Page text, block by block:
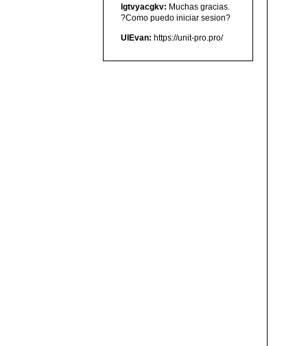
lgtvyacgkv: Muchas gracias.
?Como puedo iniciar sesion?
UIEvan: https://unit-pro.pro/